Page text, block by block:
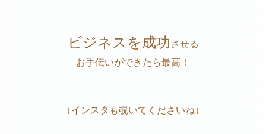
ビジネスを成功 させる
お手伝いができたら最高！
（インスタも覗いてくださいね）